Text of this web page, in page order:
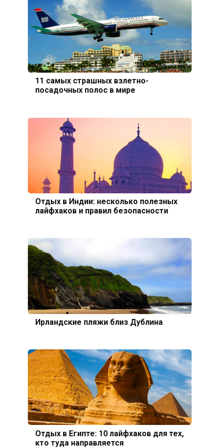
11 самых страшных взлетно-
посадочных полос в мире
Отдых в Индии: несколько полезных
лайфхаков и правил безопасности
Ирландские пляжи близ Дублина
Отдых в Египте: 10 лайфхаков для тех,
кто туда направляется